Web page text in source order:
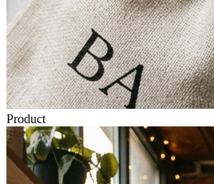
Product